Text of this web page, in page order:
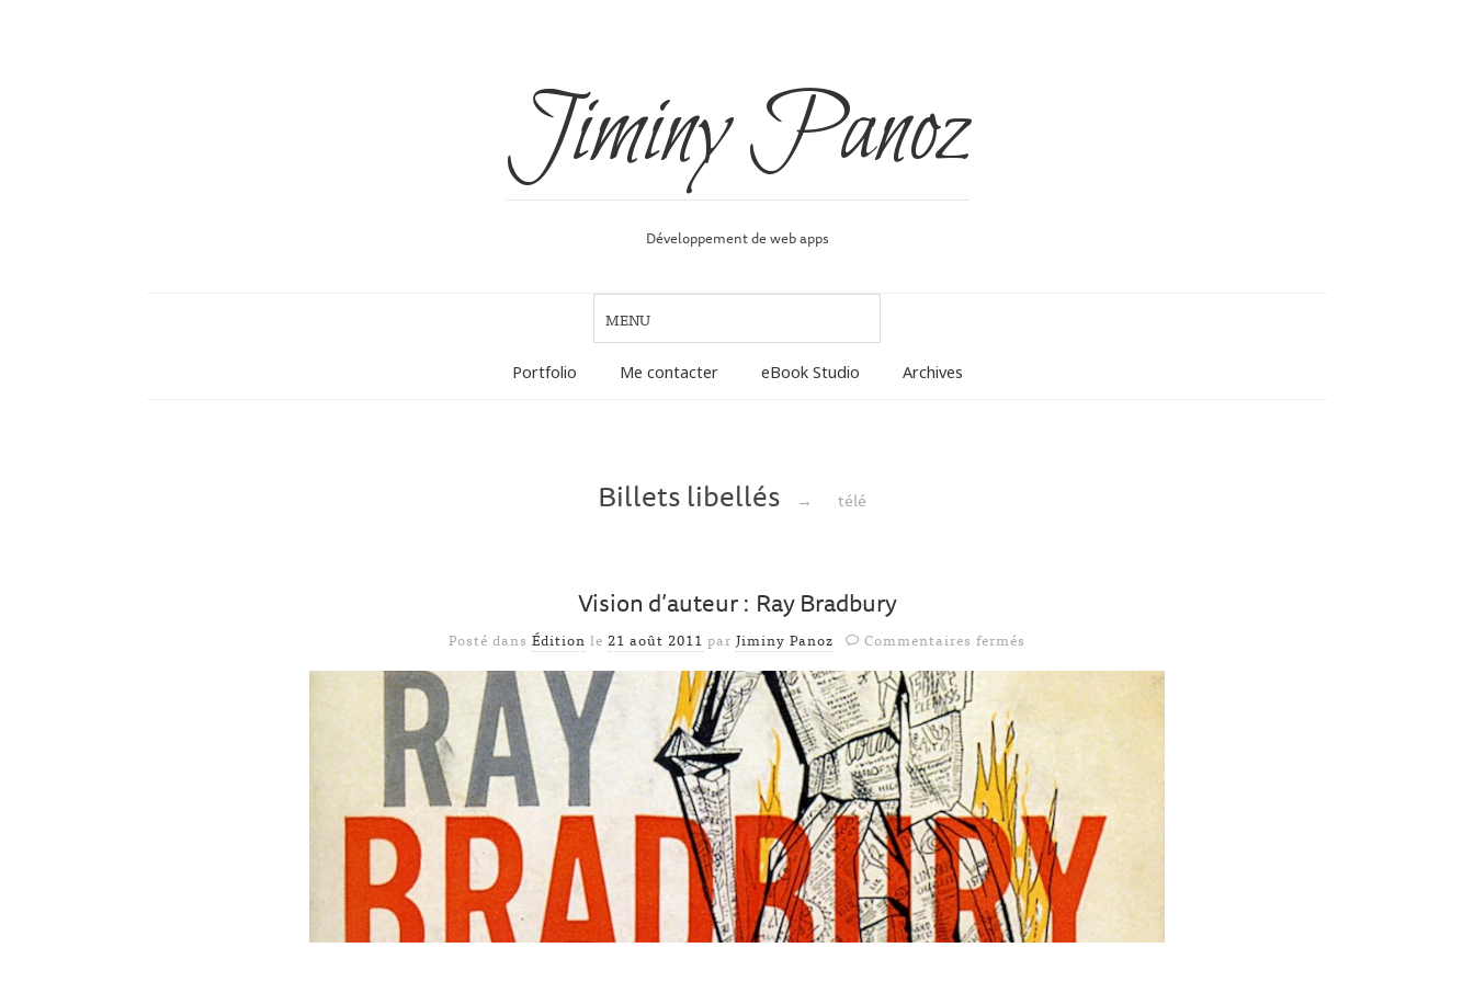
Jiminy Panoz
Développement de web apps
Portfolio Me contacter eBook Studio Archives
Billets libellés → télé
Vision d’auteur : Ray Bradbury
Posté dans Édition le 21 août 2011 par Jiminy Panoz Commentaires fermés